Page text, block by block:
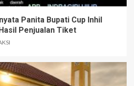
Panita Bupati Cup Inhil
Penjualan Tiket